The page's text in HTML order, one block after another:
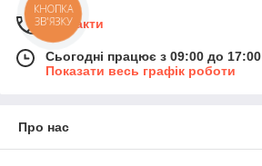
Контакти
Сьогодні працює з 09:00 до 17:00
Показати весь графік роботи
Про нас
КНОПКА
ЗВ'ЯЗКУ